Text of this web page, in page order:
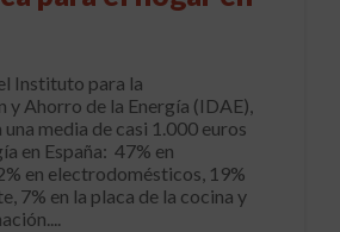
Instituto para la
y Ahorro de la Energía (IDAE),
media de casi 1.000 euros
en España: 47% en
en electrodomésticos, 19%
7% en la placa de la cocina y